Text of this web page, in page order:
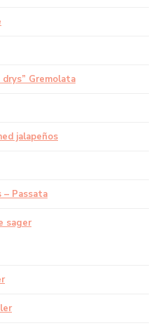
Gremolata
jalapeños
– Passata
sager